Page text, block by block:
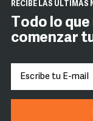
RECIBE LAS ÚLTIMAS
Todo lo
comenzar